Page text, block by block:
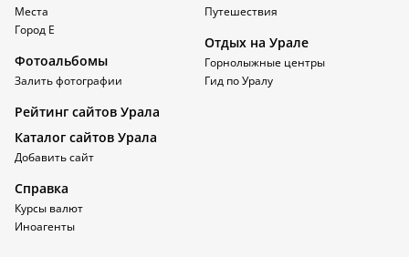
Места
Город Е
Фотоальбомы
Залить фотографии
Путешествия
Отдых на Урале
Горнолыжные центры
Гид по Уралу
Рейтинг сайтов Урала
Каталог сайтов Урала
Добавить сайт
Справка
Курсы валют
Иноагенты